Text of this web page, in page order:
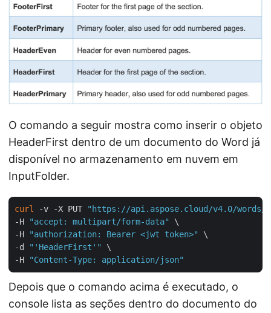
O comando a seguir mostra como inserir o objeto
HeaderFirst dentro de um documento do Word já
disponível no armazenamento em nuvem em
InputFolder.
curl -v -X PUT
"https://api.aspose.cloud/v4.0/words/
-H
"accept: multipart/form-data"
\
-H
"authorization: Bearer <jwt token>"
\
-d
"'HeaderFirst'"
\
-H
"Content-Type: application/json"
Depois que o comando acima é executado, o
console lista as seções dentro do documento do